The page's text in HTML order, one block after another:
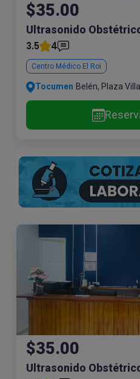
$35.00
Ultrasonido
3.5
4
Centro Médico El Roi
Tocumen Belén, Plaza
$35.00
Ultrasonido